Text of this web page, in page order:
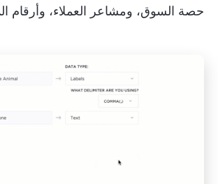
حصة السوق، ومشاعر العملاء، وأرقام